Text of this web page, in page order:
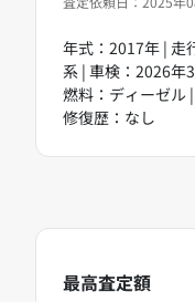
年式：2017年 | 走
系 | 車検：2026年
燃料：ディーゼル
修復歴：なし
最高査定額